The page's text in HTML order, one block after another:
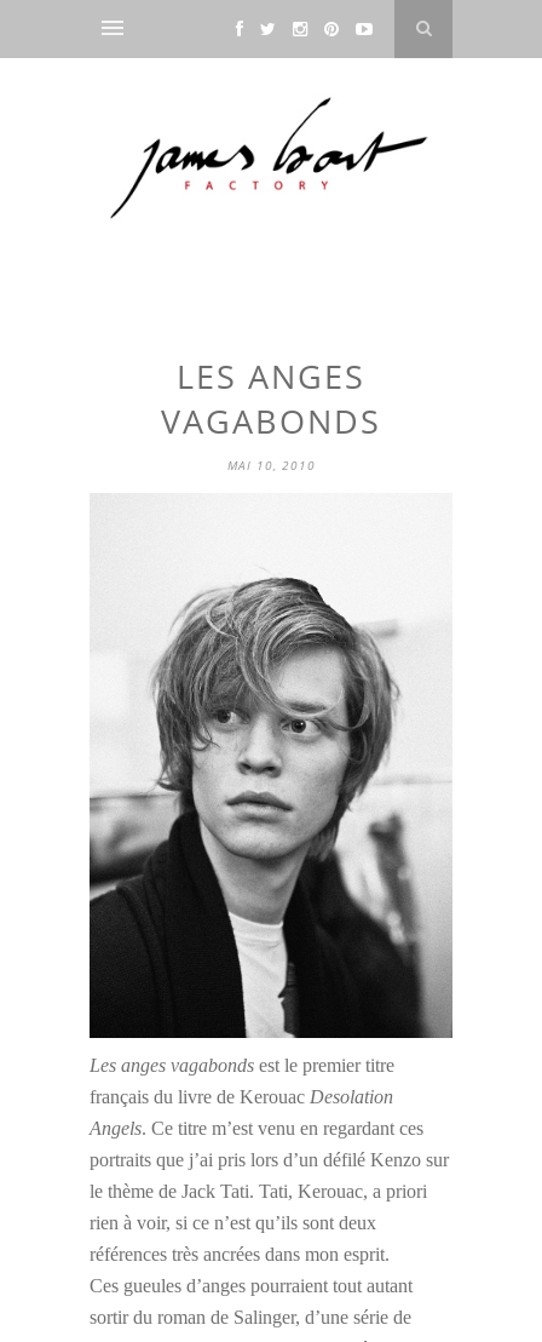
LES ANGES
VAGABONDS
MAI 10, 2010
Les anges vagabonds est le premier titre
français du livre de Kerouac Desolation
Angels. Ce titre m’est venu en regardant ces
portraits que j’ai pris lors d’un défilé Kenzo sur
le thème de Jack Tati. Tati, Kerouac, a priori
rien à voir, si ce n’est qu’ils sont deux
références très ancrées dans mon esprit.
Ces gueules d’anges pourraient tout autant
sortir du roman de Salinger, d’une série de